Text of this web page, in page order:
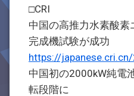
□CRI
中国の高推力水素酸
完成機試験が成功
https://
中国初の2000kW純電
転段階に